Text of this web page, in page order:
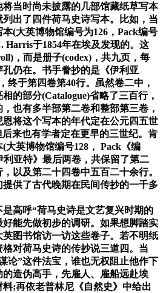
当时尚未披露的几部馆藏纸草写本
出了四件荷马史诗写本。比如，当
(大英博物馆编号为126，Pack编号
Harris于1854年在埃及发现的。这
，而是册子(codex)，共九页，每
仍在。书手誊抄的是《伊利亚
终于第四卷第40行。虽然卷二中，
的部分(Catalogue)省略了三百行，
也有多半部第二卷和整部第三卷，
将这个写本的年代定在公元四五世
来也有学者定在更早的三世纪。肯
大英博物馆编号128， Pack《编
利亚特》最后两卷，共保留了第二
以及第二十四卷中五百二十余行。
供了古代晚期在民间传抄的一千多
是高呼“荷马史诗是文艺复兴时期的
能先做初步的调研。如果想脚踏实
图书馆访一访这些卷子。若不明纸
对荷马史诗的传抄说三道四。当
论”这件法宝，谁也无权阻止他作下
造伪高手，先雇人、雇船远赴埃
;再依老普林尼《自然史》中给出